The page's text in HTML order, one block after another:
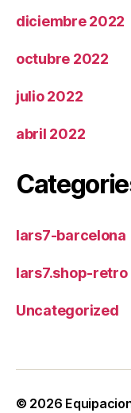
diciembre 2022
octubre 2022
julio 2022
abril 2022
lars7-barcelona
lars7.shop-retro
Uncategorized
© 2026